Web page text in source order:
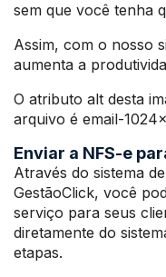
sem que você tenha
Assim, com o nosso
aumenta a
O atributo alt desta
arquivo é email-
Enviar a NFS-e
Através do sistema
GestãoClick, você
serviço para seus
diretamente do
etapas.